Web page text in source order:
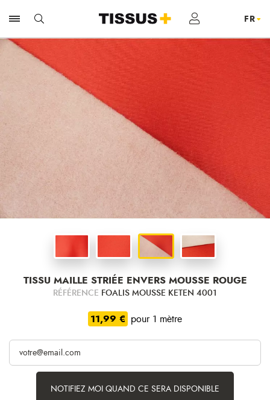
TISSU MAILLE STRIÉE ENVERS MOUSSE ROUGE
RÉFÉRENCE FOALIS MOUSSE KETEN 4001
11,99 € pour 1 mètre
NOTIFIEZ MOI QUAND CE SERA DISPONIBLE